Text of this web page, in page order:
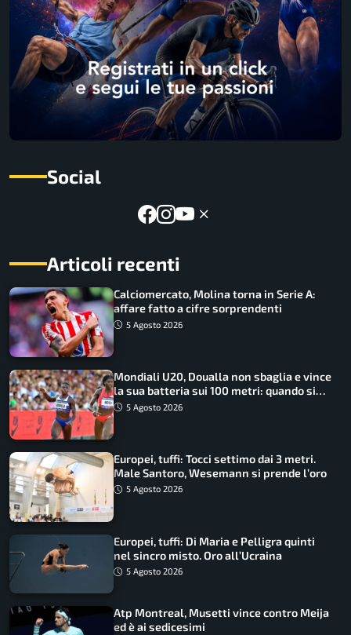
Social
Articoli recenti
Calciomercato, Molina torna in Serie A:
affare fatto a cifre sorprendenti
5 Agosto 2026
Mondiali U20, Doualla non sbaglia e vince
la sua batteria sui 100 metri: quando si
disputano le finali
5 Agosto 2026
Europei, tuffi: Tocci settimo dai 3 metri.
Male Santoro, Wesemann si prende l’oro
5 Agosto 2026
Europei, tuffi: Di Maria e Pelligra quinti
nel sincro misto. Oro all’Ucraina
5 Agosto 2026
Atp Montreal, Musetti vince contro Meija
ed è ai sedicesimi